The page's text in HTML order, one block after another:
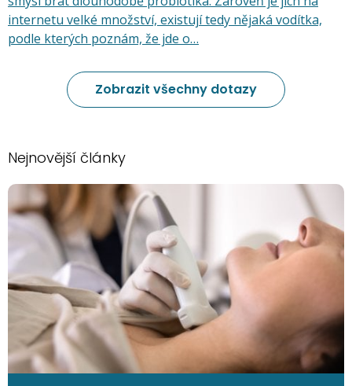
internetu velké množství, existují tedy nějaká vodítka,
podle kterých poznám, že jde o…
Zobrazit všechny dotazy
Nejnovější články